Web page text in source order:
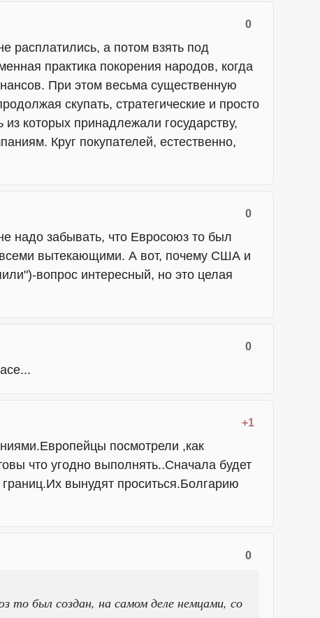
0
расплатились, а потом взять под
практика покорения народов, когда
При этом весьма существенную
скупать, стратегические и просто
которых принадлежали государству,
Круг покупателей, естественно,
0
надо забывать, что Евросоюз то был
вытекающими. А вот, почему США и
вопрос интересный, но это целая
0
+1
посмотрели ,как
что угодно выполнять..Сначала будет
вынудят проситься.Болгарию
0
то был создан, на самом деле немцами, со